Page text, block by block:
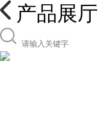
产品展厅